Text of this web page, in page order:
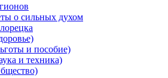
о сильных духом
и пособие)
и техника)